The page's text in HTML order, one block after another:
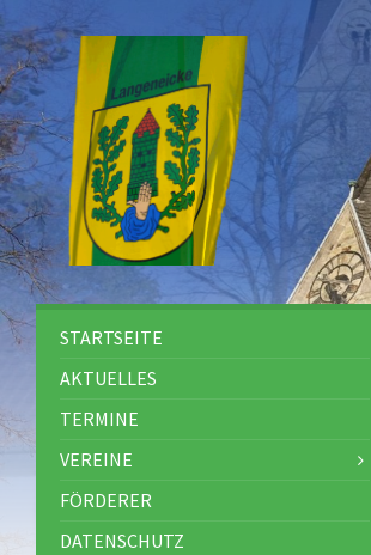
STARTSEITE
AKTUELLES
TERMINE
VEREINE
FÖRDERER
DATENSCHUTZ